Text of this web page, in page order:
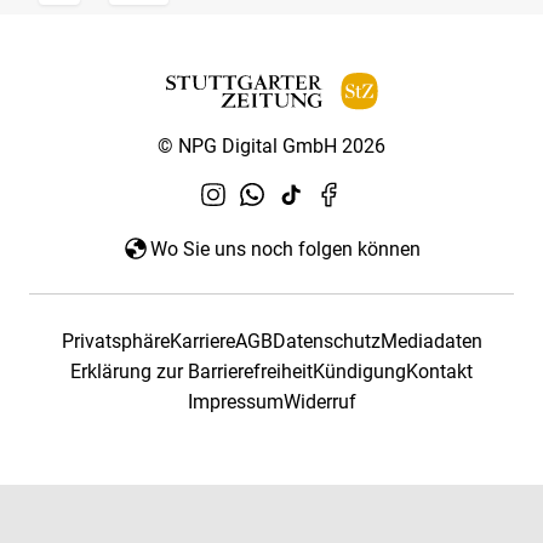
© NPG Digital GmbH 2026
Wo Sie uns noch folgen können
PrivatsphäreKarriereAGBDatenschutzMediadaten
Erklärung zur BarrierefreiheitKündigungKontakt
ImpressumWiderruf